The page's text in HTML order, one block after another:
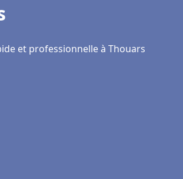
et professionnelle à Thouars